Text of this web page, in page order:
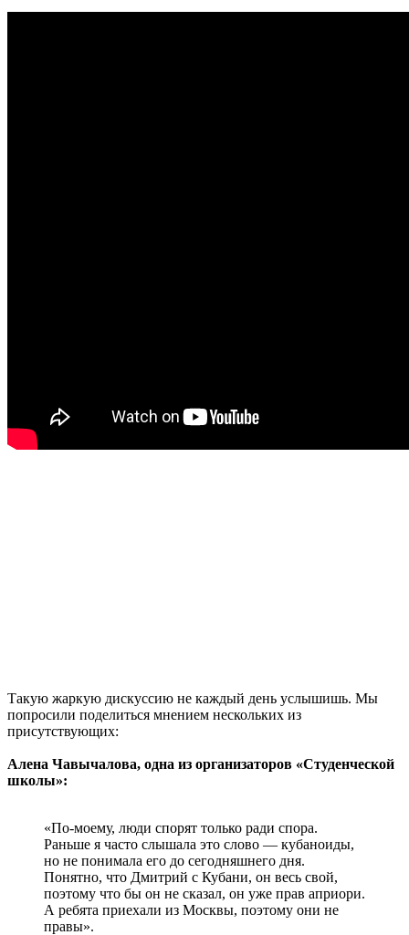
Такую жаркую дискуссию не каждый день услышишь. Мы
попросили поделиться мнением нескольких из
присутствующих:
Алена Чавычалова, одна из организаторов «Студенческой
школы»:
«По-моему, люди спорят только ради спора.
Раньше я часто слышала это слово — кубаноиды,
но не понимала его до сегодняшнего дня.
Понятно, что Дмитрий с Кубани, он весь свой,
поэтому что бы он не сказал, он уже прав априори.
А ребята приехали из Москвы, поэтому они не
правы».